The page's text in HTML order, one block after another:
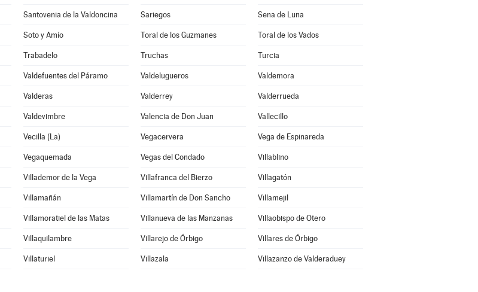
Santovenia de la Valdoncina Sariegos Sena de Luna
Soto y Amío Toral de los Guzmanes Toral de los Vados
Trabadelo Truchas Turcia
Valdefuentes del Páramo Valdelugueros Valdemora
Valderas Valderrey Valderrueda
Valdevimbre Valencia de Don Juan Vallecillo
Vecilla (La) Vegacervera Vega de Espinareda
Vegaquemada Vegas del Condado Villablino
Villademor de la Vega Villafranca del Bierzo Villagatón
Villamañán Villamartín de Don Sancho Villamejil
Villamoratiel de las Matas Villanueva de las Manzanas Villaobispo de Otero
Villaquilambre Villarejo de Órbigo Villares de Órbigo
Villaturiel Villazala Villazanzo de Valderaduey